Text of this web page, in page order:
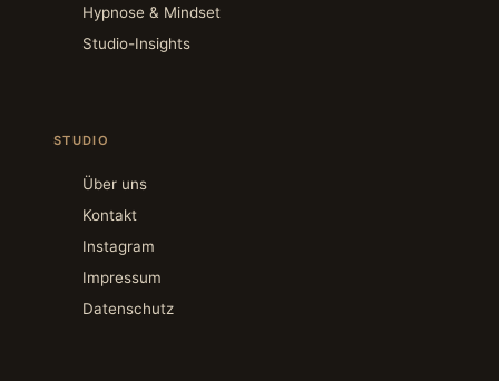
Hypnose & Mindset
Studio-Insights
STUDIO
Über uns
Kontakt
Instagram
Impressum
Datenschutz